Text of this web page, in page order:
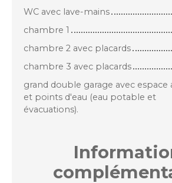
WC avec lave-mains
chambre 1
chambre 2 avec placards
chambre 3 avec placards
grand double garage avec espace
et points d'eau (eau potable et
évacuations).